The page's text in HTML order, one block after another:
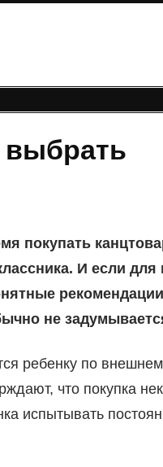
выбрать
покупать
И если для
не
ребенку по
что покупка
испытывать